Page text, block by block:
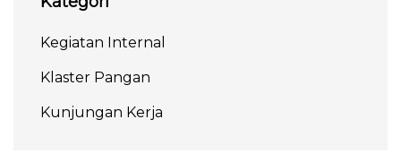
Kegiatan Internal
Klaster Pangan
Kunjungan Kerja